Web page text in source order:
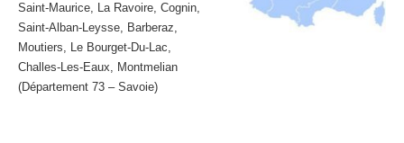
Saint-Maurice, La Ravoire, Cognin,
Saint-Alban-Leysse, Barberaz,
Moutiers, Le Bourget-Du-Lac,
Challes-Les-Eaux, Montmelian
(Département 73 – Savoie)